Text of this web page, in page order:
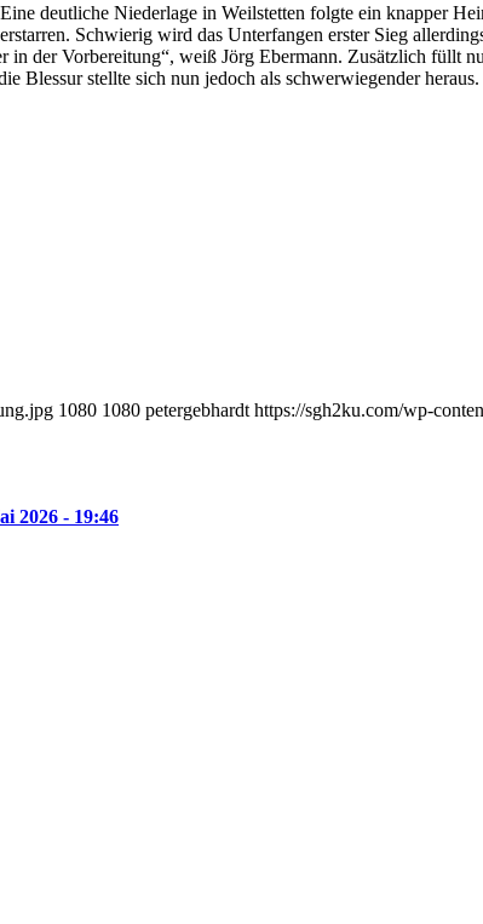
deutliche Niederlage in Weilstetten folgte ein knapper
Schwierig wird das Unterfangen erster Sieg
der Vorbereitung“, weiß Jörg Ebermann. Zusätzlich füllt
Blessur stellte sich nun jedoch als schwerwiegender
1080 1080 petergebhardt https://sgh2ku.com/wp-
2026 - 19:46